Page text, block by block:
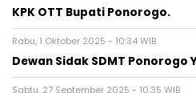
KPK OTT Bupati Ponorogo.
Rabu, 1 Oktober 2025 - 10:34 WIB
Dewan Sidak SDMT Ponorogo
Sabtu, 27 September 2025 - 10:35 WIB